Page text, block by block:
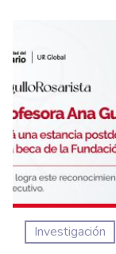
Investigación